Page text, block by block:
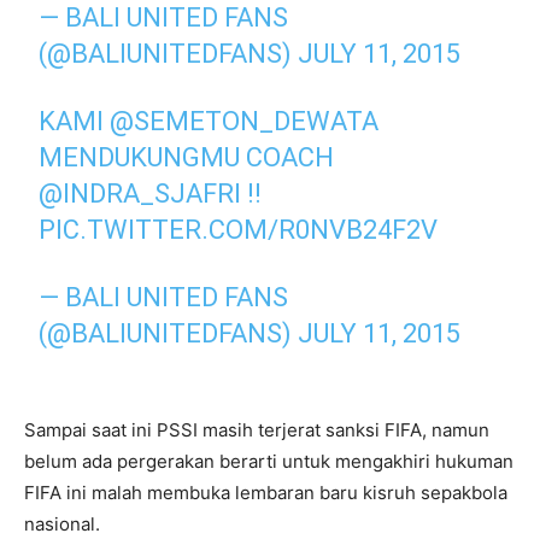
— BALI UNITED FANS
(@BALIUNITEDFANS) JULY 11, 2015
KAMI @SEMETON_DEWATA
MENDUKUNGMU COACH
@INDRA_SJAFRI !!
PIC.TWITTER.COM/R0NVB24F2V
— BALI UNITED FANS
(@BALIUNITEDFANS) JULY 11, 2015
Sampai saat ini PSSI masih terjerat sanksi FIFA, namun
belum ada pergerakan berarti untuk mengakhiri hukuman
FIFA ini malah membuka lembaran baru kisruh sepakbola
nasional.